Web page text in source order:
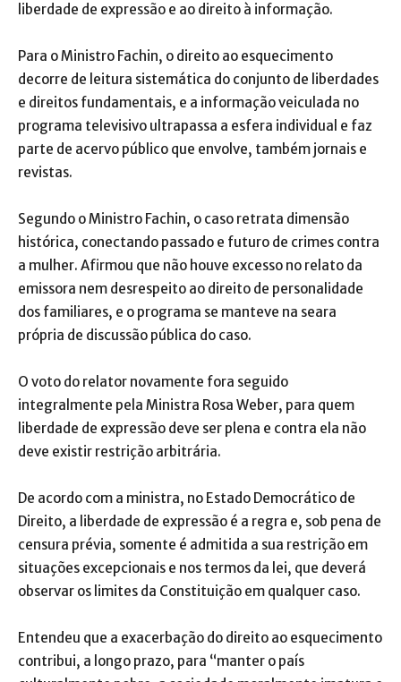
liberdade de expressão e ao direito à informação.
Para o Ministro Fachin, o direito ao esquecimento
decorre de leitura sistemática do conjunto de liberdades
e direitos fundamentais, e a informação veiculada no
programa televisivo ultrapassa a esfera individual e faz
parte de acervo público que envolve, também jornais e
revistas.
Segundo o Ministro Fachin, o caso retrata dimensão
histórica, conectando passado e futuro de crimes contra
a mulher. Afirmou que não houve excesso no relato da
emissora nem desrespeito ao direito de personalidade
dos familiares, e o programa se manteve na seara
própria de discussão pública do caso.
O voto do relator novamente fora seguido
integralmente pela Ministra Rosa Weber, para quem
liberdade de expressão deve ser plena e contra ela não
deve existir restrição arbitrária.
De acordo com a ministra, no Estado Democrático de
Direito, a liberdade de expressão é a regra e, sob pena de
censura prévia, somente é admitida a sua restrição em
situações excepcionais e nos termos da lei, que deverá
observar os limites da Constituição em qualquer caso.
Entendeu que a exacerbação do direito ao esquecimento
contribui, a longo prazo, para “manter o país